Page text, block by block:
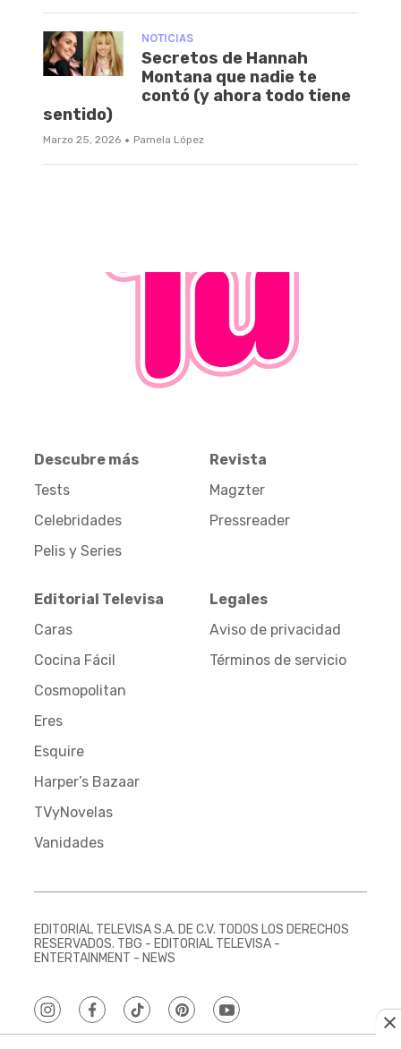
NOTICIAS
Secretos de Hannah
Montana que nadie te
contó (y ahora todo tiene
sentido)
Marzo 25, 2026 · Pamela López
Descubre más
Tests
Celebridades
Pelis y Series
Revista
Magzter
Pressreader
Editorial Televisa
Caras
Cocina Fácil
Cosmopolitan
Eres
Esquire
Harper’s Bazaar
TVyNovelas
Vanidades
Legales
Aviso de privacidad
Términos de servicio
EDITORIAL TELEVISA S.A. DE C.V. TODOS LOS DERECHOS
RESERVADOS. TBG - EDITORIAL TELEVISA -
ENTERTAINMENT - NEWS
instagramfacebooktiktokpinterestyoutube